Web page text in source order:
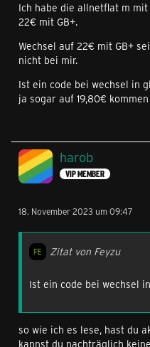
Ich habe die allnetflat m
22€ mit GB+.
Wechsel auf 22€ mit GB+
nicht bei mir.
Ist ein code bei wechsel in
ja sogar auf 19,80€
harob
VIP MEMBER
18. November 2023 um 09:47
Zitat von Feyzu
Ist ein code bei wechsel
so wie ich es lese, hast du
kannst du nachträglich